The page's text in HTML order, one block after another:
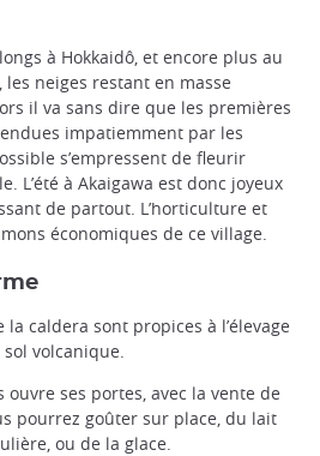
à Hokkaidô, et encore plus au
neiges restant en masse
il va sans dire que les premières
impatiemment par les
s’empressent de fleurir
L’été à Akaigawa est donc joyeux
de partout. L’horticulture et
économiques de ce village.
caldera sont propices à l’élevage
volcanique.
ouvre ses portes, avec la vente de
pourrez goûter sur place, du lait
ou de la glace.